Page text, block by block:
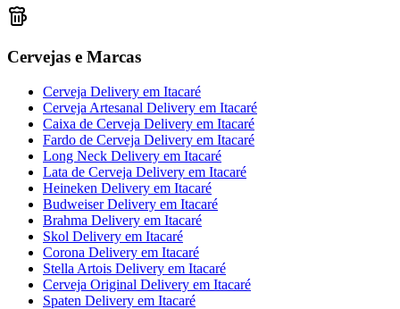
Cervejas e Marcas
Cerveja Delivery em Itacaré
Cerveja Artesanal Delivery em Itacaré
Caixa de Cerveja Delivery em Itacaré
Fardo de Cerveja Delivery em Itacaré
Long Neck Delivery em Itacaré
Lata de Cerveja Delivery em Itacaré
Heineken Delivery em Itacaré
Budweiser Delivery em Itacaré
Brahma Delivery em Itacaré
Skol Delivery em Itacaré
Corona Delivery em Itacaré
Stella Artois Delivery em Itacaré
Cerveja Original Delivery em Itacaré
Spaten Delivery em Itacaré